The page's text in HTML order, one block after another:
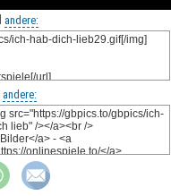
andere:
andere: